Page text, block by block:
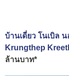
บ้านเดี่ยว โนเบิล
Krungthep
ล้านบาท*